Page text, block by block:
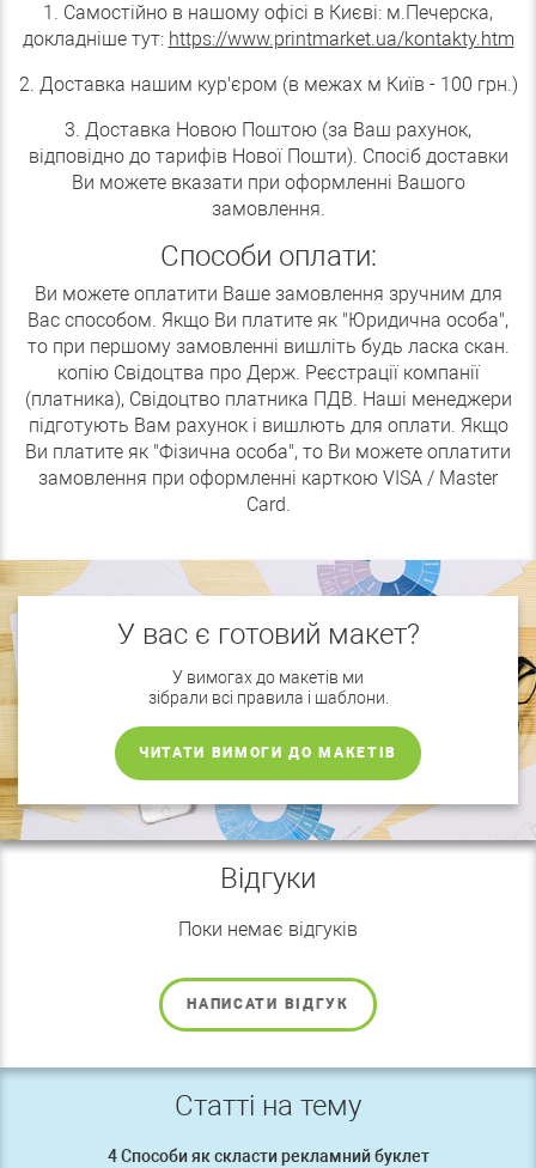
1. Самостійно в нашому офісі в Києві: м.Печерска,
докладніше тут: https://www.printmarket.ua/kontakty.htm
2. Доставка нашим кур'єром (в межах м Київ - 100 грн.)
3. Доставка Новою Поштою (за Ваш рахунок,
відповідно до тарифів Нової Пошти). Спосіб доставки
Ви можете вказати при оформленні Вашого
замовлення.
Способи оплати:
Ви можете оплатити Ваше замовлення зручним для
Вас способом. Якщо Ви платите як "Юридична особа",
то при першому замовленні вишліть будь ласка скан.
копію Свідоцтва про Держ. Реєстрації компанії
(платника), Свідоцтво платника ПДВ. Наші менеджери
підготують Вам рахунок і вишлють для оплати. Якщо
Ви платите як "Фізична особа", то Ви можете оплатити
замовлення при оформленні карткою VISA / Master
Card.
У вас є готовий макет?
У вимогах до макетів ми
зібрали всі правила і шаблони.
ЧИТАТИ ВИМОГИ ДО МАКЕТІВ
Відгуки
Поки немає відгуків
НАПИСАТИ ВІДГУК
Статті на тему
4 Способи як скласти рекламний буклет